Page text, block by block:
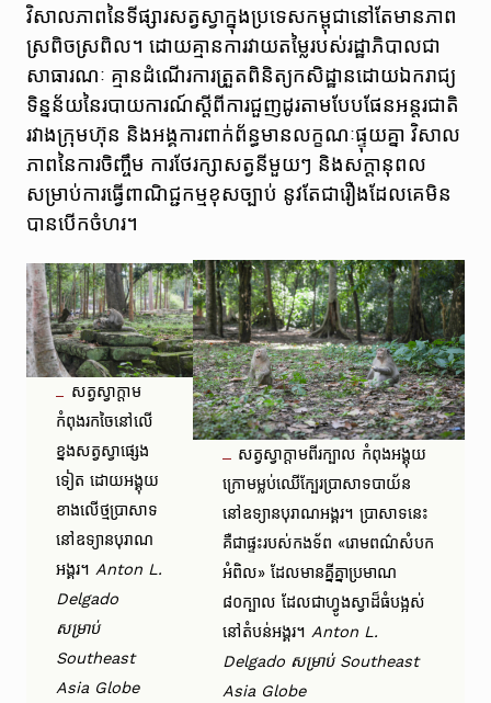
វិសាលភាពនៃទីផ្សារសត្វស្វាក្នុងប្រទេសកម្ពុជានៅតែមានភាព
ស្រពិចស្រពិល។ ដោយគ្មានការវាយតម្លៃរបស់រដ្ឋាភិបាលជា
សាធារណៈ គ្មានដំណើរការត្រួតពិនិត្យកសិដ្ឋានដោយឯករាជ្យ
ទិន្នន័យនៃរបាយការណ៍ស្តីពីការជួញដូរតាមបែបផែនអន្តរជាតិ
រវាងក្រុមហ៊ុន និងអង្គការពាក់ព័ន្ធមានលក្ខណៈផ្ទុយគ្នា វិសាល
ភាពនៃការចិញ្ចឹម ការថែរក្សាសត្វនីមួយៗ និងសក្តានុពល
សម្រាប់ការធ្វើពាណិជ្ជកម្មខុសច្បាប់ នូវតែជារឿងដែលគេមិន
បានបើកចំហរ។
សត្វស្វាក្តាម
កំពុងរកចៃនៅលើ
ខ្នងសត្វស្វាផ្សេង
ទៀត ដោយអង្គុយ
ខាងលើថ្មប្រាសាទ
នៅឧទ្យានបុរាណ
អង្គរ។Anton L.
Delgado
សម្រាប់
Southeast
Asia Globe
សត្វស្វាក្តាមពីរក្បាល កំពុងអង្គុយ
ក្រោមម្លប់ឈើក្បែរប្រាសាទបាយ័ន
នៅឧទ្យានបុរាណអង្គរ។ ប្រាសាទនេះ
គឺជាផ្ទះរបស់កងទ័ព «រោមពណ៌សំបក
អំពិល» ដែលមានគ្នីគ្នាប្រមាណ
៨០ក្បាល ដែលជាហ្វូងស្វាដ៏ធំបង្អស់
នៅតំបន់អង្គរ។Anton L.
Delgado សម្រាប់ Southeast
Asia Globe